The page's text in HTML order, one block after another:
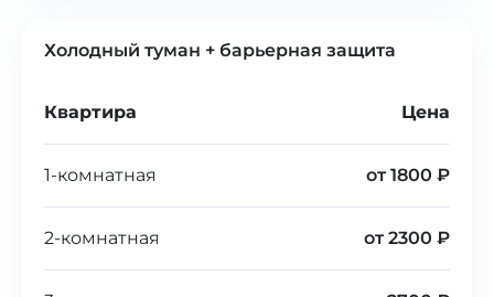
Холодный туман + барьерная защита
Квартира Цена
1-комнатная от 1800 ₽
2-комнатная от 2300 ₽